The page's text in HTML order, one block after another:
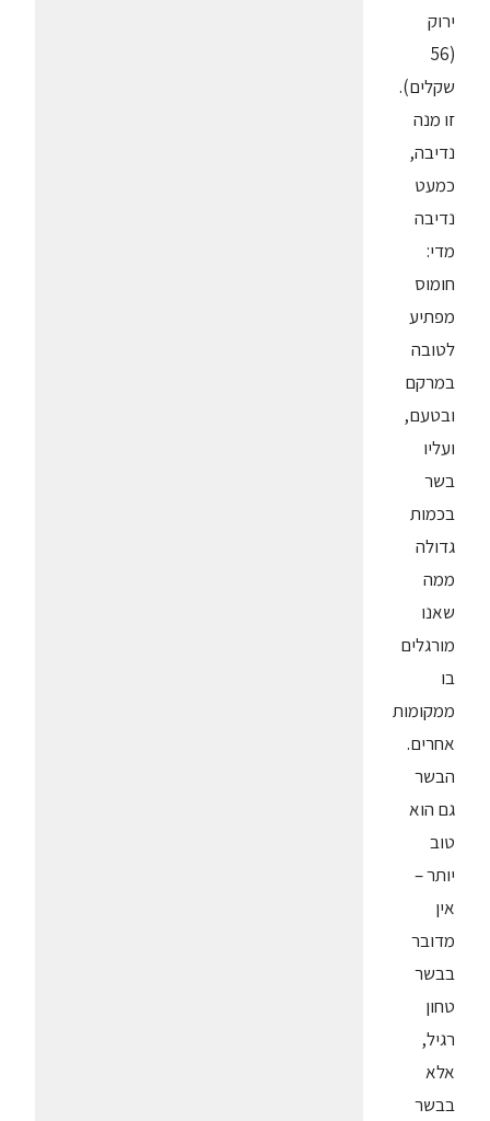
ירוק
(56
שקלים).
זו מנה
נדיבה,
כמעט
נדיבה
מדי:
חומוס
מפתיע
לטובה
במרקם
ובטעם,
ועליו
בשר
בכמות
גדולה
ממה
שאנו
מורגלים
בו
ממקומות
אחרים.
הבשר
גם הוא
טוב
יותר –
אין
מדובר
בבשר
טחון
רגיל,
אלא
בבשר